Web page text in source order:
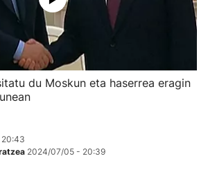
du Moskun eta haserrea eragin
2024/07/05 - 20:39